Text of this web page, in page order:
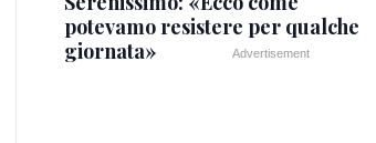
potevamo resistere per qualche
giornata»